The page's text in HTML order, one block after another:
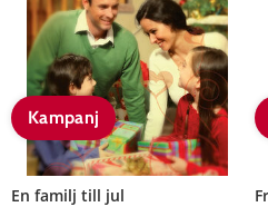
Kampanj
En familj till jul